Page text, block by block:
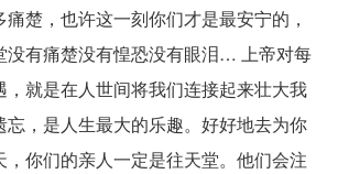
楚，也许这一刻你们才是最安宁的，
没有痛楚没有惶恐没有眼泪… 上帝对每
，就是在人世间将我们连接起来壮大我
忘，是人生最大的乐趣。好好地去为你
你们的亲人一定是往天堂。他们会注